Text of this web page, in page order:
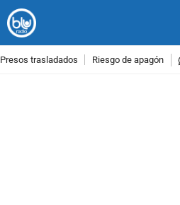
Presos trasladados Riesgo de apagón